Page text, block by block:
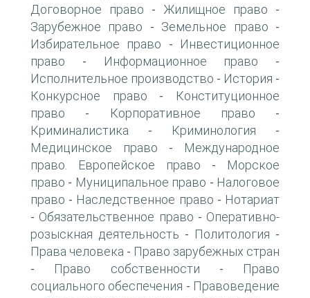
Договорное право - Жилищное право -
Зарубежное право - Земельное право -
Избирательное право -
Инвестиционное
право - Информационное право -
Исполнительное производство - История -
Конкурсное право -
Конституционное
право - Корпоративное право -
Криминалистика - Криминология -
Медицинское право -
Международное
право. Европейское право -
Морское
право - Муниципальное право - Налоговое
право - Наследственное право - Нотариат
- Обязательственное право - Оперативно-
розыскная деятельность - Политология -
Права человека - Право зарубежных стран
- Право собственности -
Право
социального обеспечения - Правоведение